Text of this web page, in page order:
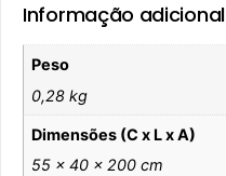
Informação adicional
Peso
0,28 kg
Dimensões (C x L x A)
55 × 40 × 200 cm